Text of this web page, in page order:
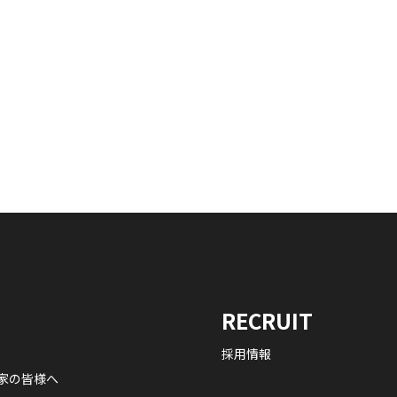
の皆様へ
RECRUIT
採用情報